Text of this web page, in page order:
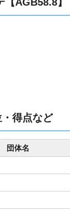
得点など
団体名